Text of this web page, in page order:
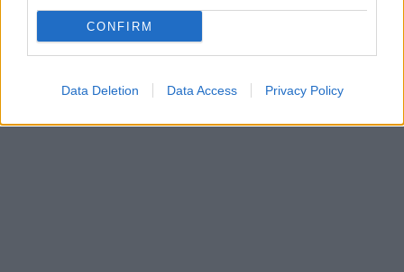
CONFIRM
Data Deletion Data Access Privacy Policy
Žinios | IT ir mokslas
2 3